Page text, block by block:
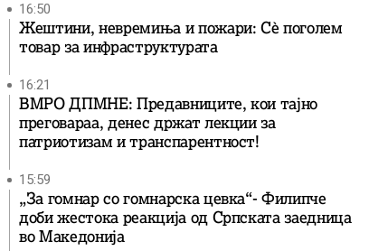
16:50
Жештини, невремиња и пожари: Сè поголем
товар за инфраструктурата
16:21
ВМРО ДПМНЕ: Предавниците, кои тајно
преговараа, денес држат лекции за
патриотизам и транспарентност!
15:59
„За гомнар со гомнарска цевка“- Филипче
доби жестока реакција од Српската заедница
во Македонија